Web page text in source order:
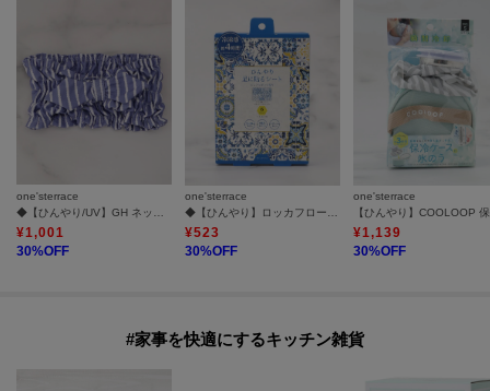
one'sterrace
¥1,001
30%OFF
one'sterrace
¥523
30%OFF
one'sterrace
¥1,139
30%OFF
#家事を快適にするキッチン雑貨